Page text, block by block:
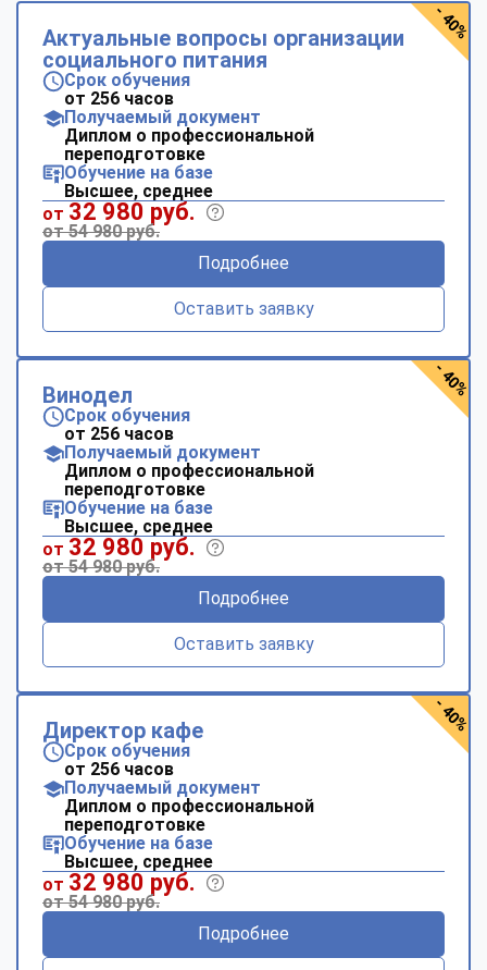
Актуальные вопросы организации
социального питания
Срок обучения
от 256 часов
Получаемый документ
Диплом о профессиональной
переподготовке
Обучение на базе
Высшее, среднее
от 32 980 руб.
от 54 980 руб.
Подробнее
Оставить заявку
- 40%
Винодел
Срок обучения
от 256 часов
Получаемый документ
Диплом о профессиональной
переподготовке
Обучение на базе
Высшее, среднее
от 32 980 руб.
от 54 980 руб.
Подробнее
Оставить заявку
- 40%
Директор кафе
Срок обучения
от 256 часов
Получаемый документ
Диплом о профессиональной
переподготовке
Обучение на базе
Высшее, среднее
от 32 980 руб.
от 54 980 руб.
Подробнее
- 40%